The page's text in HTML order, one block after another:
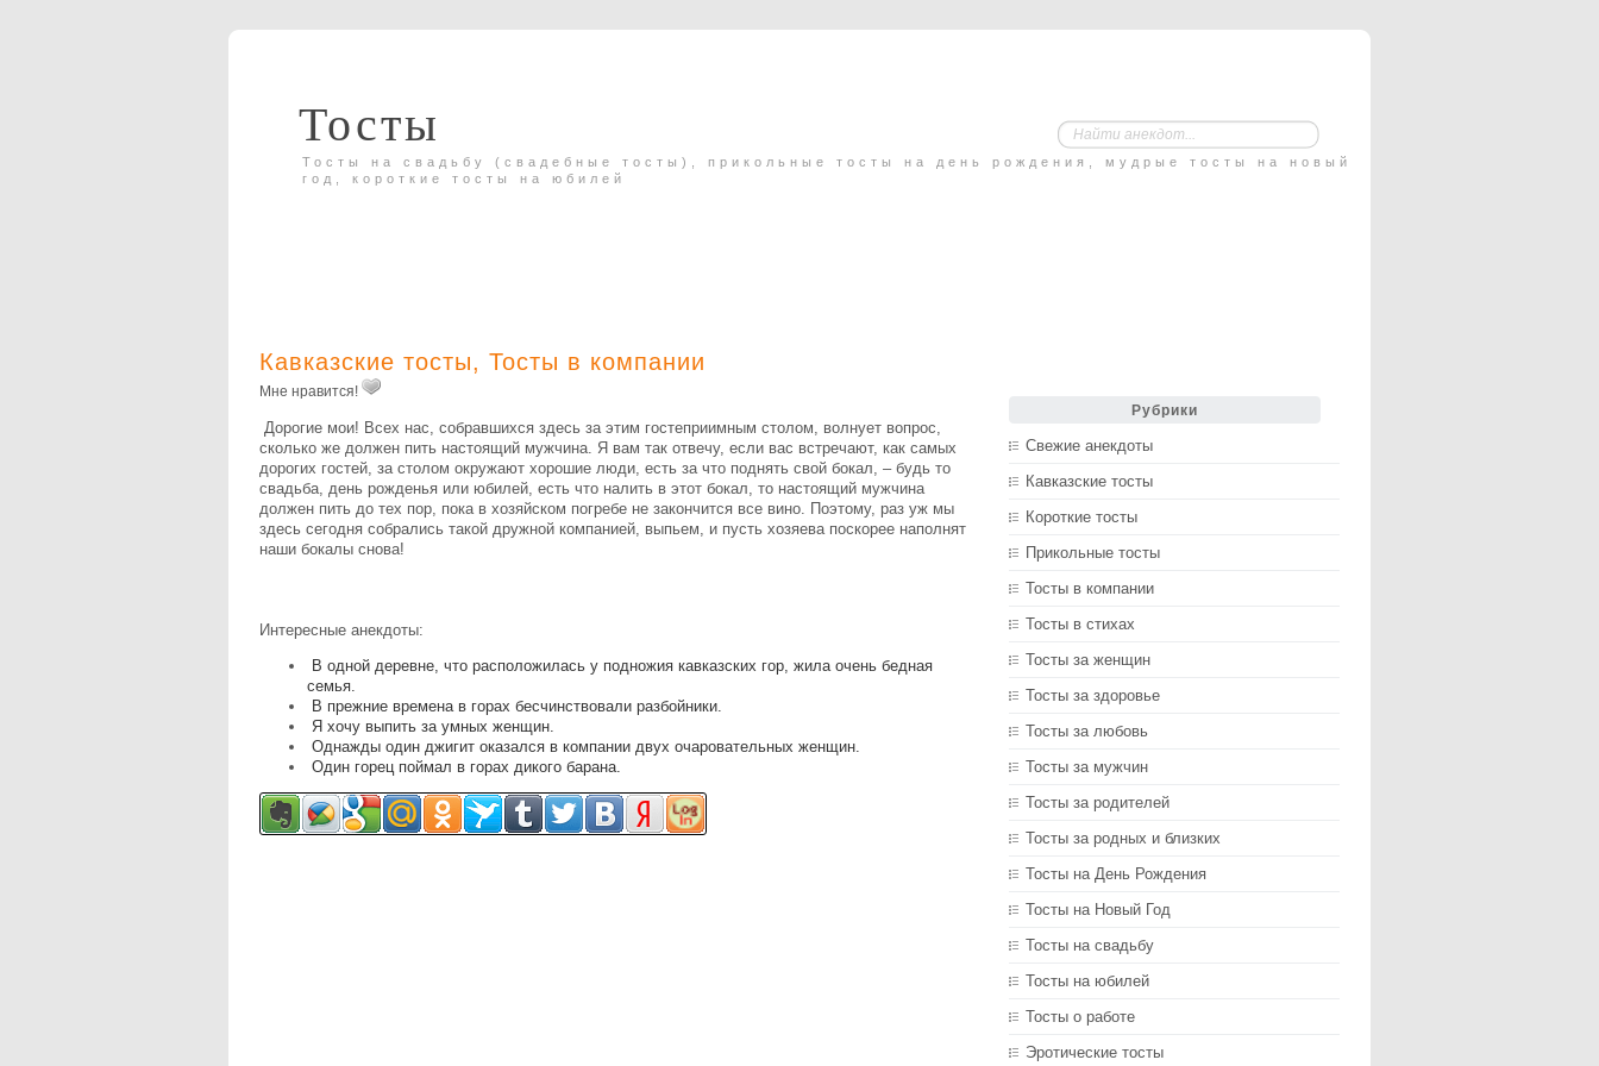
Тосты
Тосты на свадьбу (свадебные тосты), прикольные тосты на день рождения, мудрые тосты на новый
год, короткие тосты на юбилей
Кавказские тосты, Тосты в компании
Мне нравится!
Дорогие мои! Всех нас, собравшихся здесь за этим гостеприимным столом, волнует вопрос,
сколько же должен пить настоящий мужчина. Я вам так отвечу, если вас встречают, как самых
дорогих гостей, за столом окружают хорошие люди, есть за что поднять свой бокал, – будь то
свадьба, день рожденья или юбилей, есть что налить в этот бокал, то настоящий мужчина
должен пить до тех пор, пока в хозяйском погребе не закончится все вино. Поэтому, раз уж мы
здесь сегодня собрались такой дружной компанией, выпьем, и пусть хозяева поскорее наполнят
наши бокалы снова!
Интересные анекдоты:
В одной деревне, что расположилась у подножия кавказских гор, жила очень бедная
семья.
В прежние времена в горах бесчинствовали разбойники.
Я хочу выпить за умных женщин.
Однажды один джигит оказался в компании двух очаровательных женщин.
Один горец поймал в горах дикого барана.
Рубрики
Свежие анекдоты
Кавказские тосты
Короткие тосты
Прикольные тосты
Тосты в компании
Тосты в стихах
Тосты за женщин
Тосты за здоровье
Тосты за любовь
Тосты за мужчин
Тосты за родителей
Тосты за родных и близких
Тосты на День Рождения
Тосты на Новый Год
Тосты на свадьбу
Тосты на юбилей
Тосты о работе
Эротические тосты